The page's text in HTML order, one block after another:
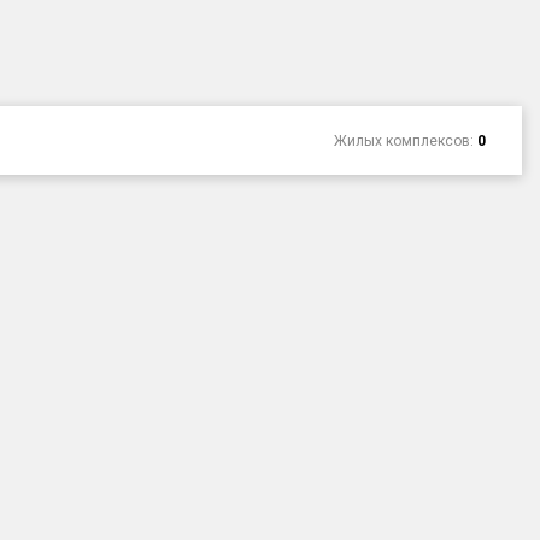
Жилых комплексов: 0